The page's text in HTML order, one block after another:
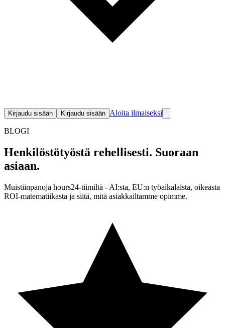
Kirjaudu sisään Kirjaudu sisään Aloita ilmaiseksi
BLOGI
Henkilöstötyöstä rehellisesti. Suoraan
asiaan.
Muistiinpanoja hours24-tiimiltä - AI:sta, EU:n työaikalaista, oikeasta
ROI-matematiikasta ja siitä, mitä asiakkailtamme opimme.